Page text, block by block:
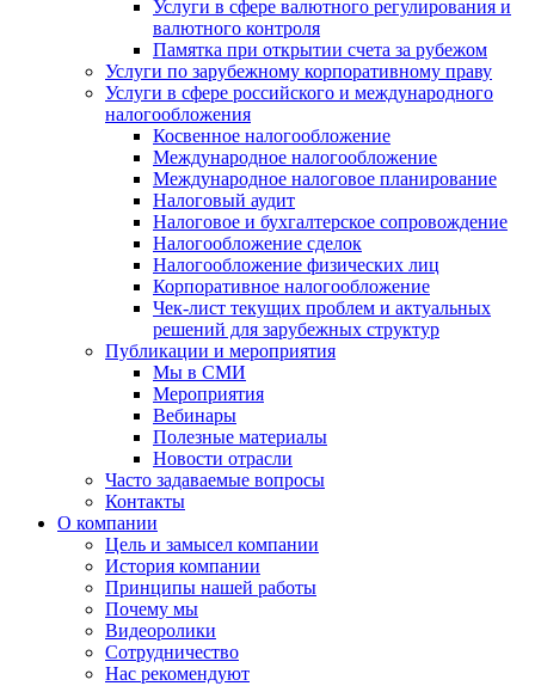
Услуги в сфере валютного регулирования и
валютного контроля
Памятка при открытии счета за рубежом
Услуги по зарубежному корпоративному праву
Услуги в сфере российского и международного
налогообложения
Косвенное налогообложение
Международное налогообложение
Международное налоговое планирование
Налоговый аудит
Налоговое и бухгалтерское сопровождение
Налогообложение сделок
Налогообложение физических лиц
Корпоративное налогообложение
Чек-лист текущих проблем и актуальных
решений для зарубежных структур
Публикации и мероприятия
Мы в СМИ
Мероприятия
Вебинары
Полезные материалы
Новости отрасли
Часто задаваемые вопросы
Контакты
О компании
Цель и замысел компании
История компании
Принципы нашей работы
Почему мы
Видеоролики
Сотрудничество
Нас рекомендуют